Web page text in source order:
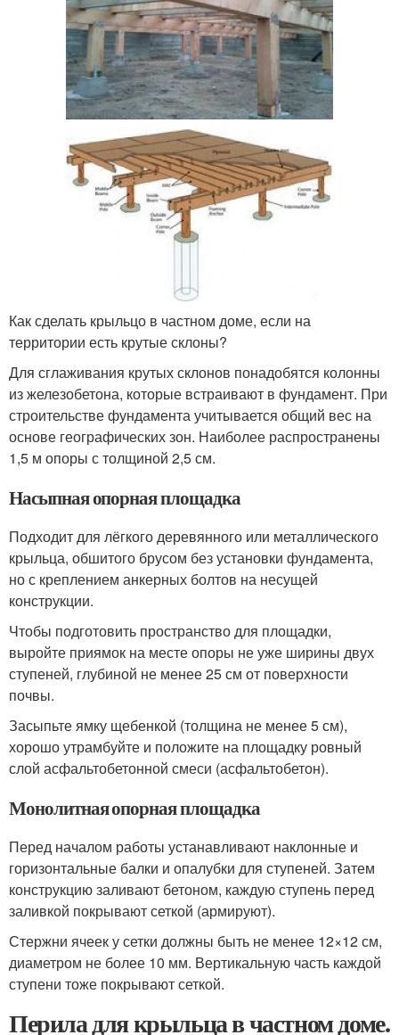
Как сделать крыльцо в частном доме, если на
территории есть крутые склоны?
Для сглаживания крутых склонов понадобятся колонны
из железобетона, которые встраивают в фундамент. При
строительстве фундамента учитывается общий вес на
основе географических зон. Наиболее распространены
1,5 м опоры с толщиной 2,5 см.
Насыпная опорная площадка
Подходит для лёгкого деревянного или металлического
крыльца, обшитого брусом без установки фундамента,
но с креплением анкерных болтов на несущей
конструкции.
Чтобы подготовить пространство для площадки,
выройте приямок на месте опоры не уже ширины двух
ступеней, глубиной не менее 25 см от поверхности
почвы.
Засыпьте ямку щебенкой (толщина не менее 5 см),
хорошо утрамбуйте и положите на площадку ровный
слой асфальтобетонной смеси (асфальтобетон).
Монолитная опорная площадка
Перед началом работы устанавливают наклонные и
горизонтальные балки и опалубки для ступеней. Затем
конструкцию заливают бетоном, каждую ступень перед
заливкой покрывают сеткой (армируют).
Стержни ячеек у сетки должны быть не менее 12×12 см,
диаметром не более 10 мм. Вертикальную часть каждой
ступени тоже покрывают сеткой.
Перила для крыльца в частном доме.